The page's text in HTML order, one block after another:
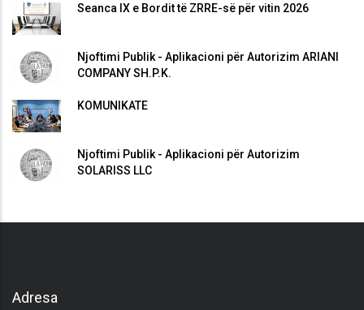
Seanca IX e Bordit të ZRRE-së për vitin 2026
Njoftimi Publik - Aplikacioni për Autorizim ARIANI
COMPANY SH.P.K.
KOMUNIKATË
Njoftimi Publik - Aplikacioni për Autorizim
SOLARISS LLC
Adresa